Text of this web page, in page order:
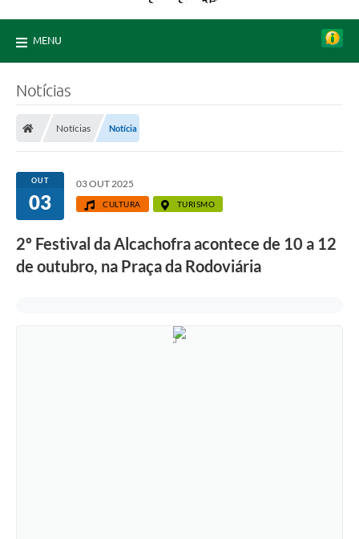
MENU
Notícias
Notícias Notícia
OUT
03
03 OUT 2025
CULTURA TURISMO
2º Festival da Alcachofra acontece de 10 a 12
de outubro, na Praça da Rodoviária